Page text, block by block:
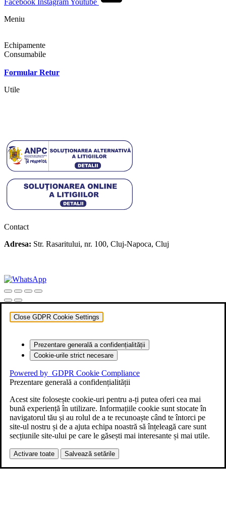
Facebook Instagram Youtube
Meniu
Echipamente
Consumabile
Formular Retur
Utile
Contact
Adresa: Str. Rasaritului, nr. 100, Cluj-Napoca, Cluj
Close GDPR Cookie Settings
Prezentare generală a confidențialității
Cookie-urile strict necesare
Powered by GDPR Cookie Compliance
Prezentare generală a confidențialității
Acest site folosește cookie-uri pentru a-ți putea oferi cea mai
bună experiență în utilizare. Informațiile cookie sunt stocate în
navigatorul tău și au rolul de a te recunoaște când te întorci pe
site-ul nostru și de a ajuta echipa noastră să înțeleagă care sunt
secțiunile site-ului pe care le găsești mai interesante și mai utile.
Activare toate Salvează setările